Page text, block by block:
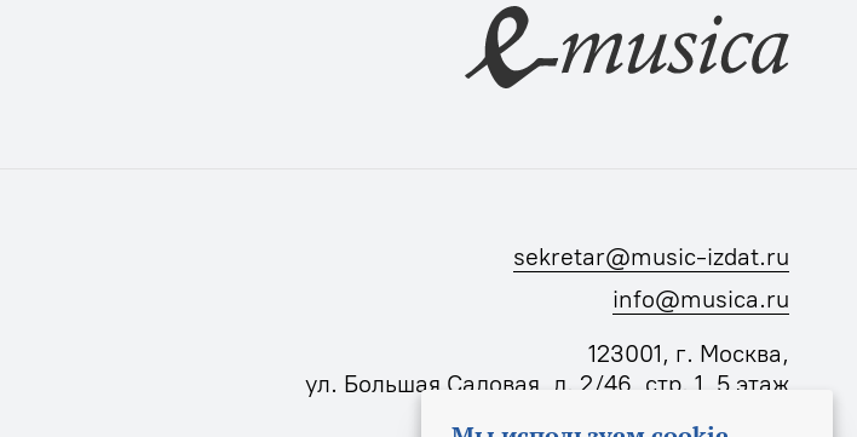
sekretar@music-izdat.ru
info@musica.ru
123001, г. Москва,
ул. Большая Садовая, д. 2/46, стр. 1, 5 этаж